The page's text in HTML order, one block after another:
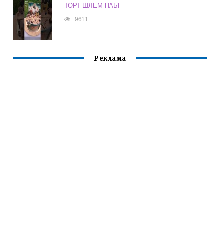
ТОРТ-ШЛЕМ ПАБГ
9611
Реклама